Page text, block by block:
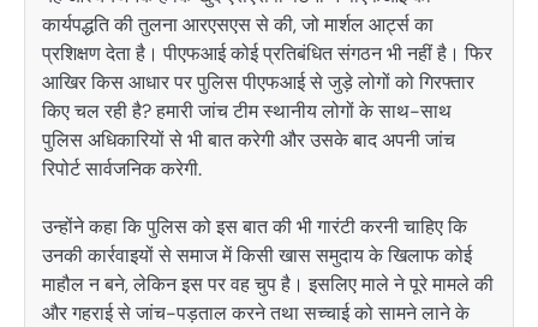
कार्यपद्धति की तुलना आरएसएस से की, जो मार्शल आर्ट्स का
प्रशिक्षण देता है। पीएफआई कोई प्रतिबंधित संगठन भी नहीं है। फिर
आखिर किस आधार पर पुलिस पीएफआई से जुड़े लोगों को गिरफ्तार
किए चल रही है? हमारी जांच टीम स्थानीय लोगों के साथ-साथ
पुलिस अधिकारियों से भी बात करेगी और उसके बाद अपनी जांच
रिपोर्ट सार्वजनिक करेगी.
उन्होंने कहा कि पुलिस को इस बात की भी गारंटी करनी चाहिए कि
उनकी कार्रवाइयों से समाज में किसी खास समुदाय के खिलाफ कोई
माहौल न बने, लेकिन इस पर वह चुप है। इसलिए माले ने पूरे मामले की
और गहराई से जांच-पड़ताल करने तथा सच्चाई को सामने लाने के